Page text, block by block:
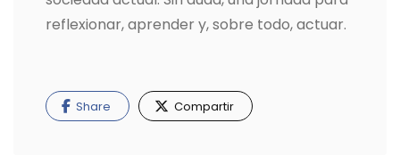
reflexionar, aprender y, sobre todo, actuar.
Share Compartir